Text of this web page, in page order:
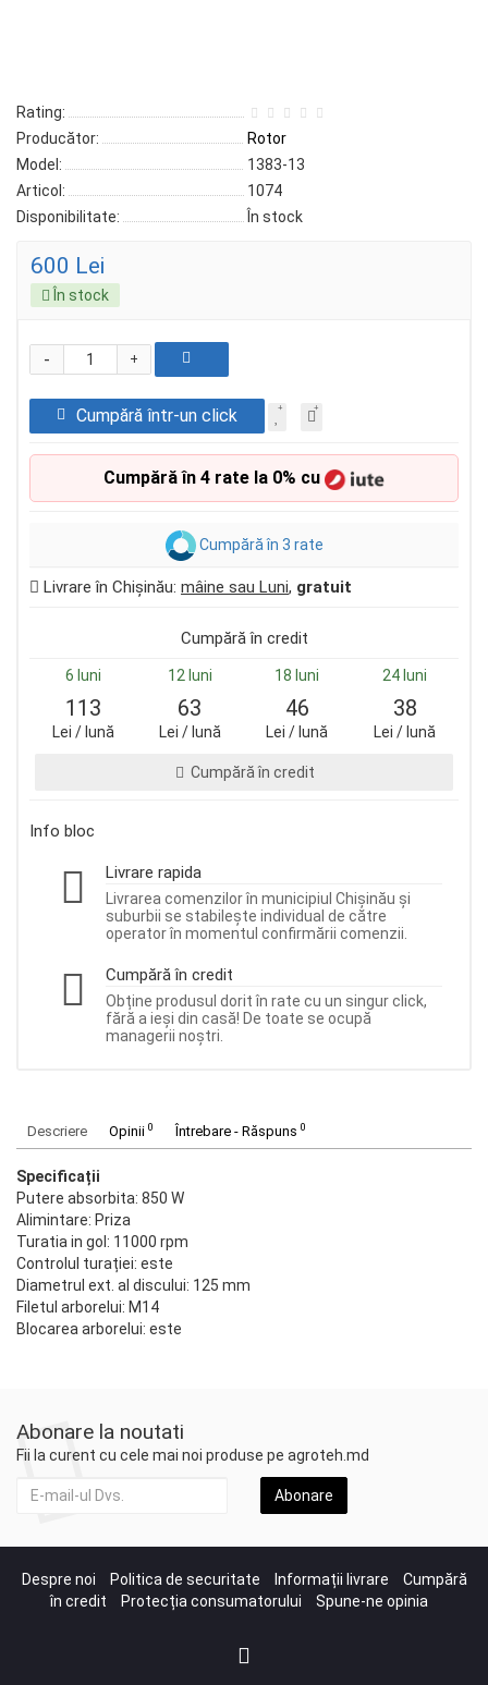
Rating:
Producător:
Rotor
Model:
1383-13
Articol:
1074
Disponibilitate:
În stock
600 Lei
În stock
+
-
Cumpără într-un click
Cumpără în 4 rate la 0% cu
Cumpără în 3 rate
Livrare în Chișinău: mâine sau Luni, gratuit
Cumpără în credit
6 luni 12 luni 18 luni 24 luni
113
Lei / lună
63
Lei / lună
46
Lei / lună
38
Lei / lună
Cumpără în credit
Info bloc
Livrare rapida
Livrarea comenzilor în municipiul Chișinău și
suburbii se stabilește individual de către
operator în momentul confirmării comenzii.
Cumpără în credit
Obține produsul dorit în rate cu un singur click,
fără a ieși din casă! De toate se ocupă
managerii noștri.
Descriere Opinii 0 Întrebare - Răspuns 0
Specificații
Putere absorbita: 850 W
Alimintare: Priza
Turatia in gol: 11000 rpm
Controlul turației: este
Diametrul ext. al discului: 125 mm
Filetul arborelui: M14
Blocarea arborelui: este
Abonare la noutati
Fii la curent cu cele mai noi produse pe agroteh.md
Abonare
Despre noi Politica de securitate Informații livrare
Cumpără
în credit
Protecția consumatorului Spune-ne opinia